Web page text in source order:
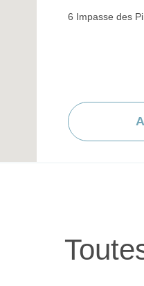
6 Impasse des